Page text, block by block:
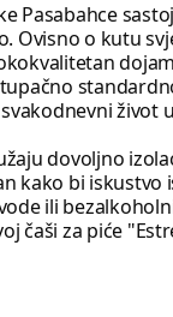
Pasabahce
Ovisno o kutu
život
dovoljno
kako bi
ili
čaši za piće